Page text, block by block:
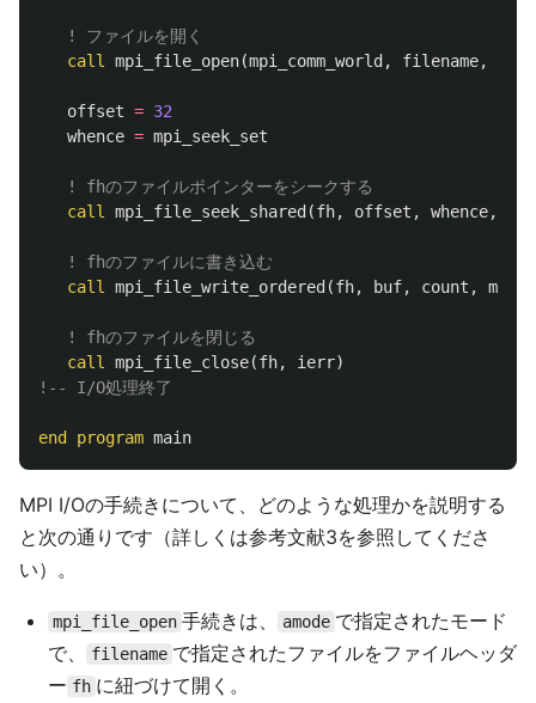
! ファイルを開く
call
mpi_file_open(mpi_comm_world, filename,
offset = 32
whence = mpi_seek_set
! fhのファイルポインターをシークする
call
mpi_file_seek_shared(fh, offset , whence,
! fhのファイルに書き込む
call
mpi_file_write_ordered(fh, buf, count ,
! fhのファイルを閉じる
call
mpi_file_close(fh, ierr)
!-- I/O処理終了
end program main
MPI I/Oの手続きについて、どのような処理かを説明する
と次の通りです（詳しくは参考文献3を参照してくださ
い）。
mpi_file_open 手続きは、 amode で指定されたモード
で、
filename で指定されたファイルをファイルヘッダ
ー fh に紐づけて開く。